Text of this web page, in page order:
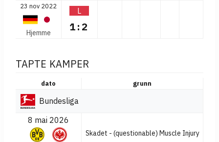
23 nov 2022
Hjemme
L
1:2
TAPTE KAMPER
dato grunn
Bundesliga
8 mai 2026
Skadet - (questionable) Muscle Injury